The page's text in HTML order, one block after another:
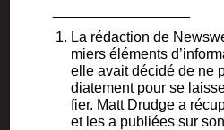
La rédac­tion de
miers élé­ments
elle avait déci­dé de ne
dia­te­ment pour se
fier. Matt Drudge a
et les a publiées sur